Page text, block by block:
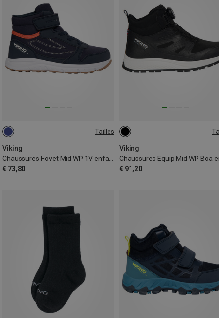
Tailles
Viking
Chaussures Hovet Mid WP 1V enfant
€ 73,80
Viking
€ 91,20